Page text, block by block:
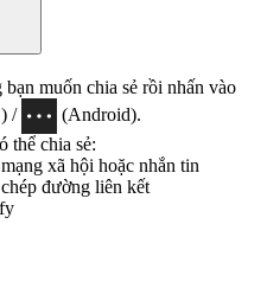
muốn chia sẻ rồi nhấn vào
/
(Android).
thể chia sẻ:
xã hội hoặc nhắn tin
đường liên kết